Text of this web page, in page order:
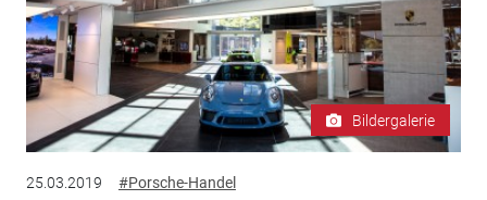
Bildergalerie
25.03.2019 #Porsche-Handel